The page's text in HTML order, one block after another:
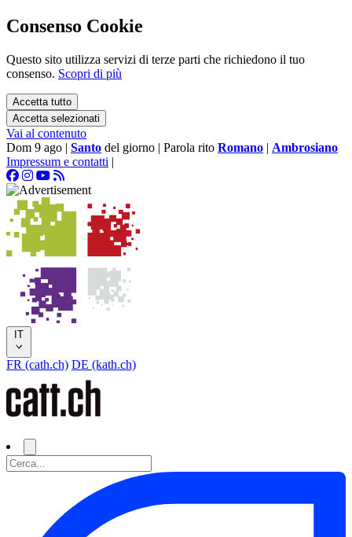
Consenso Cookie
Questo sito utilizza servizi di terze parti che richiedono il tuo
consenso. Scopri di più
Accetta tutto
Accetta selezionati
Vai al contenuto
Dom 9 ago | Santo del giorno | Parola rito Romano | Ambrosiano
Impressum e contatti |
IT
FR (cath.ch) DE (kath.ch)